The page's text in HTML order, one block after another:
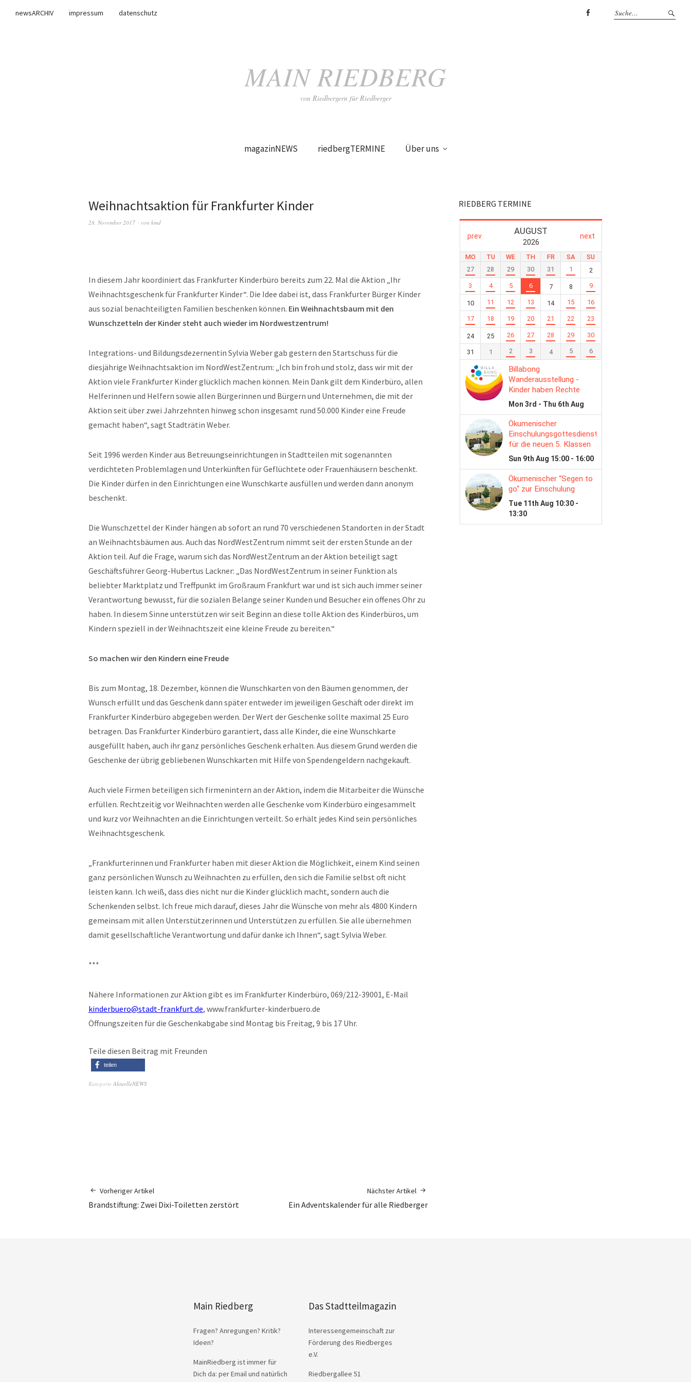
newsARCHIV impressum
datenschutz
MAIN RIEDBERG
von Riedbergern für Riedberger
magazinNEWS riedbergTERMINE Über uns
Weihnachtsaktion für Frankfurter Kinder
28. November 2017 von kmd
In diesem Jahr koordiniert das Frankfurter Kinderbüro bereits zum 22. Mal die Aktion „Ihr
Weihnachtsgeschenk für Frankfurter Kinder“. Die Idee dabei ist, dass Frankfurter Bürger Kinder
aus sozial benachteiligten Familien beschenken können. Ein Weihnachtsbaum mit den
Wunschzetteln der Kinder steht auch wieder im Nordwestzentrum!
Integrations- und Bildungsdezernentin Sylvia Weber gab gestern den Startschuss für die
diesjährige Weihnachtsaktion im NordWestZentrum: „Ich bin froh und stolz, dass wir mit der
Aktion viele Frankfurter Kinder glücklich machen können. Mein Dank gilt dem Kinderbüro, allen
Helferinnen und Helfern sowie allen Bürgerinnen und Bürgern und Unternehmen, die mit der
Aktion seit über zwei Jahrzehnten hinweg schon insgesamt rund 50.000 Kinder eine Freude
gemacht haben“, sagt Stadträtin Weber.
Seit 1996 werden Kinder aus Betreuungseinrichtungen in Stadtteilen mit sogenannten
verdichteten Problemlagen und Unterkünften für Geflüchtete oder Frauenhäusern beschenkt.
Die Kinder dürfen in den Einrichtungen eine Wunschkarte ausfüllen und werden dann anonym
beschenkt.
Die Wunschzettel der Kinder hängen ab sofort an rund 70 verschiedenen Standorten in der Stadt
an Weihnachtsbäumen aus. Auch das NordWestZentrum nimmt seit der ersten Stunde an der
Aktion teil. Auf die Frage, warum sich das NordWestZentrum an der Aktion beteiligt sagt
Geschäftsführer Georg-Hubertus Lackner: „Das NordWestZentrum in seiner Funktion als
beliebter Marktplatz und Treffpunkt im Großraum Frankfurt war und ist sich auch immer seiner
Verantwortung bewusst, für die sozialen Belange seiner Kunden und Besucher ein offenes Ohr zu
haben. In diesem Sinne unterstützen wir seit Beginn an diese tolle Aktion des Kinderbüros, um
Kindern speziell in der Weihnachtszeit eine kleine Freude zu bereiten.“
So machen wir den Kindern eine Freude
Bis zum Montag, 18. Dezember, können die Wunschkarten von den Bäumen genommen, der
Wunsch erfüllt und das Geschenk dann später entweder im jeweiligen Geschäft oder direkt im
Frankfurter Kinderbüro abgegeben werden. Der Wert der Geschenke sollte maximal 25 Euro
betragen. Das Frankfurter Kinderbüro garantiert, dass alle Kinder, die eine Wunschkarte
ausgefüllt haben, auch ihr ganz persönliches Geschenk erhalten. Aus diesem Grund werden die
Geschenke der übrig gebliebenen Wunschkarten mit Hilfe von Spendengeldern nachgekauft.
Auch viele Firmen beteiligen sich firmenintern an der Aktion, indem die Mitarbeiter die Wünsche
erfüllen. Rechtzeitig vor Weihnachten werden alle Geschenke vom Kinderbüro eingesammelt
und kurz vor Weihnachten an die Einrichtungen verteilt. So erhält jedes Kind sein persönliches
Weihnachtsgeschenk.
„Frankfurterinnen und Frankfurter haben mit dieser Aktion die Möglichkeit, einem Kind seinen
ganz persönlichen Wunsch zu Weihnachten zu erfüllen, den sich die Familie selbst oft nicht
leisten kann. Ich weiß, dass dies nicht nur die Kinder glücklich macht, sondern auch die
Schenkenden selbst. Ich freue mich darauf, dieses Jahr die Wünsche von mehr als 4800 Kindern
gemeinsam mit allen Unterstützerinnen und Unterstützen zu erfüllen. Sie alle übernehmen
damit gesellschaftliche Verantwortung und dafür danke ich Ihnen“, sagt Sylvia Weber.
***
Nähere Informationen zur Aktion gibt es im Frankfurter Kinderbüro, 069/212-39001, E-Mail
kinderbuero@stadt-frankfurt.de, www.frankfurter-kinderbuero.de
Öffnungszeiten für die Geschenkabgabe sind Montag bis Freitag, 9 bis 17 Uhr.
Teile diesen Beitrag mit Freunden
teilen
Kategorie AktuelleNEWS
Vorheriger Artikel
Brandstiftung: Zwei Dixi-Toiletten zerstört
Nächster Artikel
Ein Adventskalender für alle Riedberger
RIEDBERG TERMINE
Main Riedberg
Fragen? Anregungen? Kritik?
Ideen?
MainRiedberg ist immer für
Dich da: per Email und natürlich
Das Stadtteilmagazin
Interessengemeinschaft zur
Förderung des Riedberges
e.V.
Riedbergallee 51